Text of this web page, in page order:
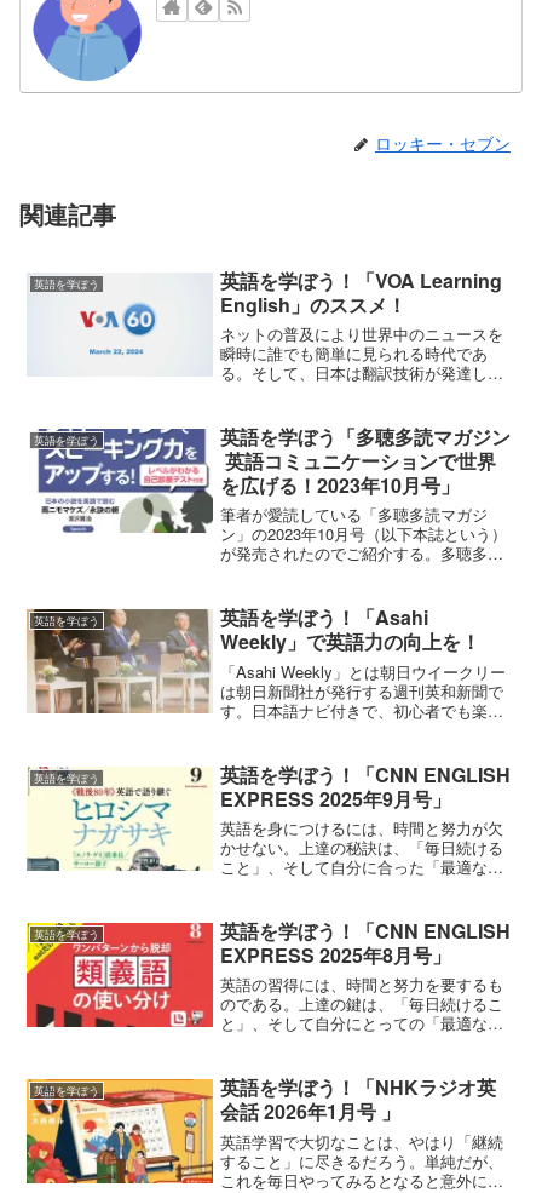
ロッキー・セブン
関連記事
英語を学ぼう
英語を学ぼう！「VOA Learning
English」のススメ！
ネットの普及により世界中のニュースを
瞬時に誰でも簡単に見られる時代であ
る。そして、日本は翻訳技術が発達して
語である英語を学ばなければ、まだまだ
知らないことも多いだろう。...
英語を学ぼう
英語を学ぼう「多聴多読マガジン
英語コミュニケーションで世界
を広げる！2023年10月号」
筆者が愛読している「多聴多読マガジ
ン」の2023年10月号（以下本誌という）
が発売されたのでご紹介する。多聴多読
習の基本と考えています。多読とは「た
くさん読むこと」で、...
英語を学ぼう
英語を学ぼう！「Asahi
Weekly」で英語力の向上を！
「Asahi Weekly」とは朝日ウイークリー
は朝日新聞社が発行する週刊英和新聞で
す。日本語ナビ付きで、初心者でも楽し
朝日ウイークリー独自の英作文、英文法
などの学習コ...
英語を学ぼう
英語を学ぼう！「CNN ENGLISH
EXPRESS 2025年9月号」
英語を身につけるには、時間と努力が欠
かせない。上達の秘訣は、「毎日続ける
こと」、そして自分に合った「最適な教
ら、語注や丁寧な解説でしっかりサポー
トしてくれる——そんな理想...
英語を学ぼう
英語を学ぼう！「CNN ENGLISH
EXPRESS 2025年8月号」
英語の習得には、時間と努力を要するも
のである。上達の鍵は、「毎日続けるこ
と」、そして自分にとっての「最適な教
語注や丁寧な解説が付いていて、安心し
て学べる理想的な学習雑誌...
英語を学ぼう
英語を学ぼう！「NHKラジオ英
会話 2026年1月号 」
英語学習で大切なことは、やはり「継続
すること」に尽きるだろう。単純だが、
これを毎日やってみるとなると意外に難